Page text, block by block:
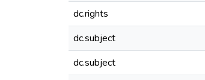
dc.rights
dc.subject
dc.subject